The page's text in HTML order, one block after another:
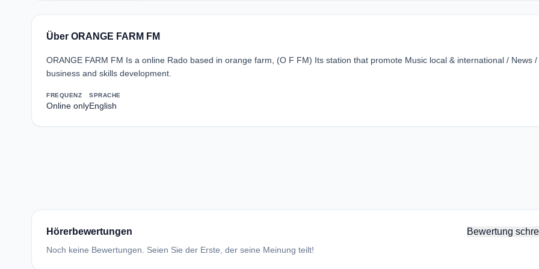
Über ORANGE FARM FM
ORANGE FARM FM Is a online Rado based in orange farm, (O F FM) Its station that promote Music local & international / News /
business and skills development.
FREQUENZ
Online only
SPRACHE
English
Hörerbewertungen Bewertung
Noch keine Bewertungen. Seien Sie der Erste, der seine Meinung teilt!